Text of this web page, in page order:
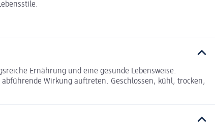
Ernährung und eine gesunde Lebensweise.
Wirkung auftreten. Geschlossen, kühl, trocken,